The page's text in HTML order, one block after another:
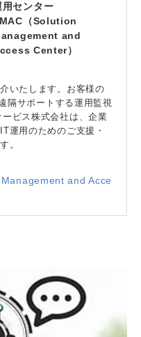
用センター
（Solution
and
Center）
いたします。お客様の
隔サポートする運用監視
ビス株式会社は、企業
運用のためのご支援・
。
and Acce